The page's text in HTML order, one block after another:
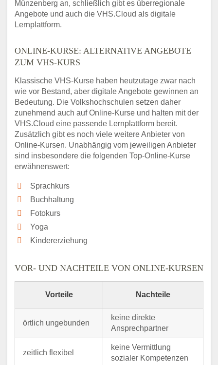
Münzenberg an, schließlich gibt es überregionale
Angebote und auch die VHS.Cloud als digitale
Lernplattform.
ONLINE-KURSE: ALTERNATIVE ANGEBOTE
ZUM VHS-KURS
Klassische VHS-Kurse haben heutzutage zwar nach
wie vor Bestand, aber digitale Angebote gewinnen an
Bedeutung. Die Volkshochschulen setzen daher
zunehmend auch auf Online-Kurse und halten mit der
VHS.Cloud eine passende Lernplattform bereit.
Zusätzlich gibt es noch viele weitere Anbieter von
Online-Kursen. Unabhängig vom jeweiligen Anbieter
sind insbesondere die folgenden Top-Online-Kurse
erwähnenswert:
Sprachkurs
Buchhaltung
Fotokurs
Yoga
Kindererziehung
VOR- UND NACHTEILE VON ONLINE-KURSEN
Vorteile Nachteile
örtlich ungebunden
keine direkte
Ansprechpartner
zeitlich flexibel
keine Vermittlung
sozialer Kompetenzen